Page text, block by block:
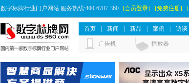
数字标牌行业门户网站 服务热线:400-6787-360 [会员登录] [免费注册]
首页 新闻 新品 案例 访谈
广告机 播放器